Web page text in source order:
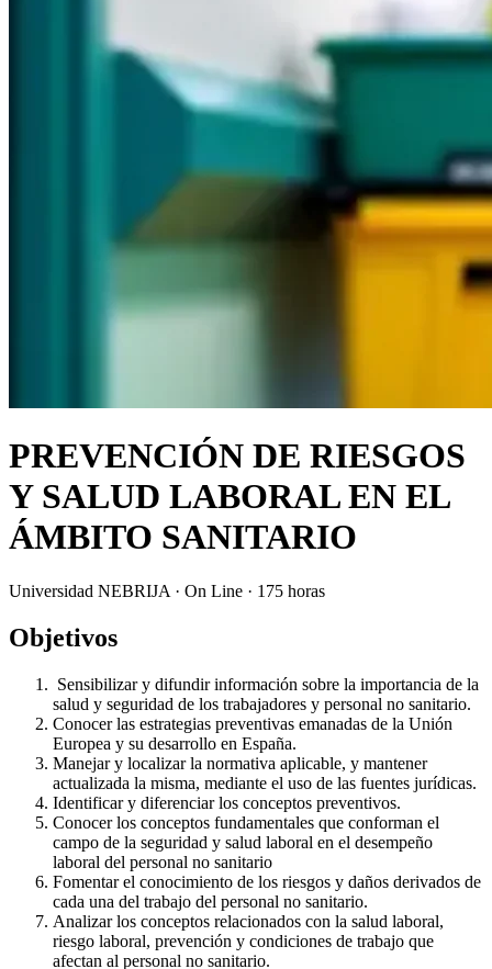
PREVENCIÓN DE RIESGOS
Y SALUD LABORAL EN EL
ÁMBITO SANITARIO
Universidad NEBRIJA · On Line · 175 horas
Objetivos
Sensibilizar y difundir información sobre la importancia de la
salud y seguridad de los trabajadores y personal no sanitario.
Conocer las estrategias preventivas emanadas de la Unión
Europea y su desarrollo en España.
Manejar y localizar la normativa aplicable, y mantener
actualizada la misma, mediante el uso de las fuentes jurídicas.
Identificar y diferenciar los conceptos preventivos.
Conocer los conceptos fundamentales que conforman el
campo de la seguridad y salud laboral en el desempeño
laboral del personal no sanitario
Fomentar el conocimiento de los riesgos y daños derivados de
cada una del trabajo del personal no sanitario.
Analizar los conceptos relacionados con la salud laboral,
riesgo laboral, prevención y condiciones de trabajo que
afectan al personal no sanitario.